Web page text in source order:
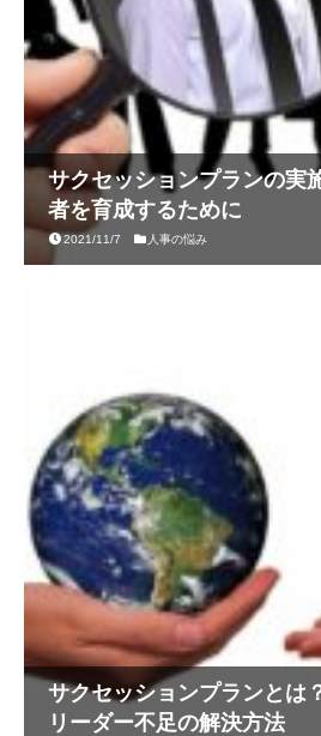
サクセッションプランの実
者を育成するために
2021/11/7 人事の悩み
サクセッションプランとは
リーダー不足の解決方法